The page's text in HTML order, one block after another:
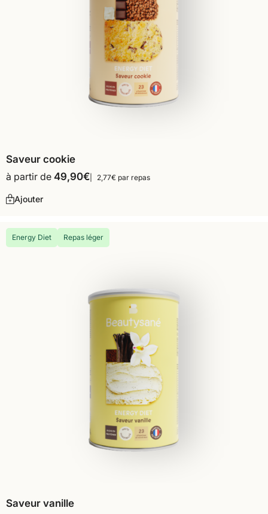
Saveur cookie
à partir de 49,90€ 2,77€ par repas
Ajouter
Energy Diet Repas léger
Saveur vanille